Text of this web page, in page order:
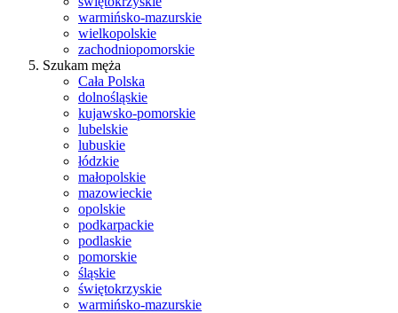
warmińsko-mazurskie
wielkopolskie
zachodniopomorskie
Szukam męża
Cała Polska
dolnośląskie
kujawsko-pomorskie
lubelskie
lubuskie
łódzkie
małopolskie
mazowieckie
opolskie
podkarpackie
podlaskie
pomorskie
śląskie
świętokrzyskie
warmińsko-mazurskie